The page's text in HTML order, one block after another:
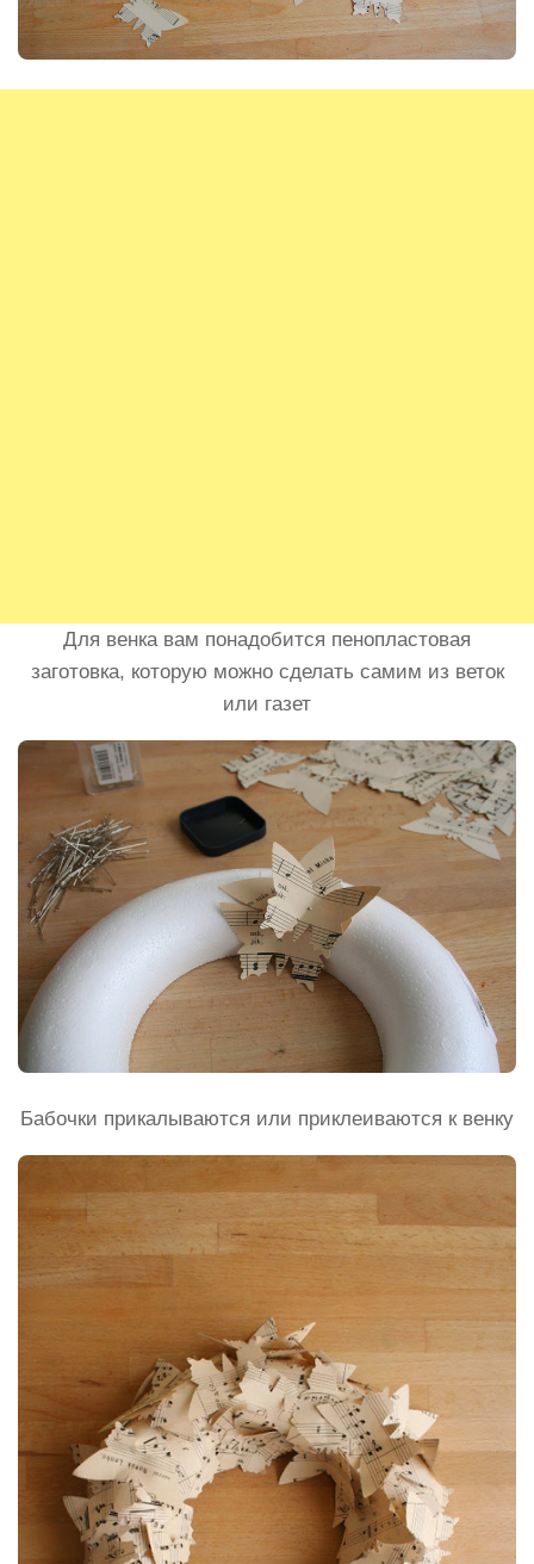
Для венка вам понадобится пенопластовая
заготовка, которую можно сделать самим из веток
или газет
Бабочки прикалываются или приклеиваются к венку